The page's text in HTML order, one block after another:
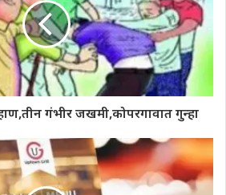
गंभीर जखमी,कोपरगावात गुन्हा